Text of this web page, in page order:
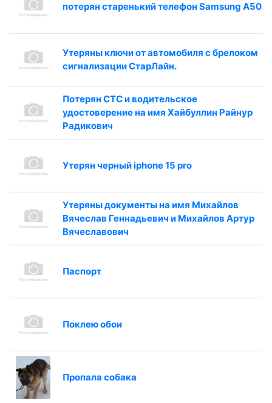
потерян старенький телефон Samsung A50
Утеряны ключи от автомобиля с брелоком
сигнализации СтарЛайн.
Потерян СТС и водительское
удостоверение на имя Хайбуллин Райнур
Радикович
Утерян черный iphone 15 pro
Утеряны документы на имя Михайлов
Вячеслав Геннадьевич и Михайлов Артур
Вячеславович
Паспорт
Поклею обои
Пропала собака